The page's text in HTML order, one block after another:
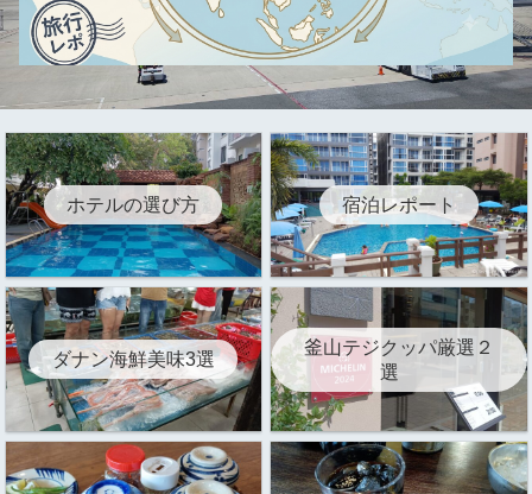
ホテルの選び方 宿泊レポート
ダナン海鮮美味3選
釜山テジクッパ厳選２
選